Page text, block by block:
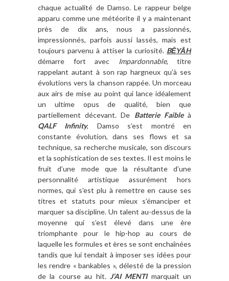
chaque actualité de Damso. Le rappeur belge
apparu comme une météorite il y a maintenant
près de dix ans, nous a passionnés,
impressionnés, parfois aussi lassés, mais est
toujours parvenu à attiser la curiosité. BĒYĀH
démarre fort avec Impardonnable, titre
rappelant autant à son rap hargneux qu’à ses
évolutions vers la chanson rappée. Un morceau
aux airs de mise au point qui lance idéalement
un ultime opus de qualité, bien que
partiellement décevant. De Batterie Faibleà
QALF Infinity, Damso s’est montré en
constante évolution, dans ses flows et sa
technique, sa recherche musicale, son discours
et la sophistication de ses textes. Il est moins le
fruit d’une mode que la résultante d’une
personnalité artistique assurément hors
normes, qui s’est plu à remettre en cause ses
titres et statuts pour mieux s’émanciper et
marquer sa discipline. Un talent au-dessus de la
moyenne qui s’est élevé dans une ère
triomphante pour le hip-hop au cours de
laquelle les formules et ères se sont enchaînées
tandis que lui tendait à imposer ses idées pour
les rendre « bankables », délesté de la pression
de la course au hit. J’AI MENTImarquait un